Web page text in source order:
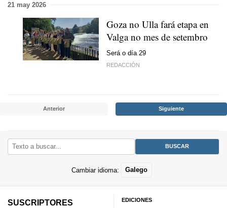
21 may 2026
Goza no Ullafará etapa en
Valga no mes de setembro
Será o día 29
REDACCIÓN
Anterior Siguiente
Cambiar idioma: Galego
SUSCRIPTORES
EDICIONES